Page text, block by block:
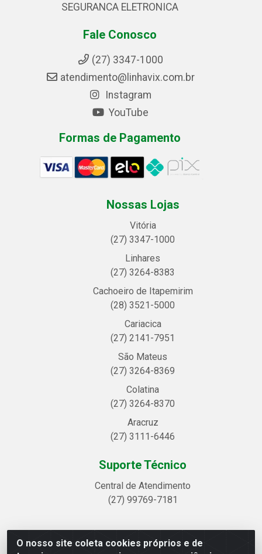
O nosso site coleta cookies próprios e de
SEGURANCA ELETRONICA
Fale Conosco
(27) 3347-1000
atendimento@linhavix.com.br
Instagram
YouTube
Formas de Pagamento
Nossas Lojas
Vitória
(27) 3347-1000
Linhares
(27) 3264-8383
Cachoeiro de Itapemirim
(28) 3521-5000
Cariacica
(27) 2141-7951
São Mateus
(27) 3264-8369
Colatina
(27) 3264-8370
Aracruz
(27) 3111-6446
Suporte Técnico
Central de Atendimento
(27) 99769-7181
Linhavix Distribuidora LTDA - Avenida Alegre, 2521 -